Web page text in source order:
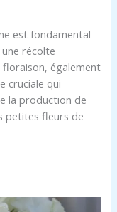
est fondamental
récolte
également
cruciale qui
la production de
petites fleurs de